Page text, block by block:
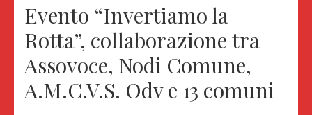
Evento “Invertiamo la
Rotta”, collaborazione tra
Assovoce, Nodi Comune,
A.M.C.V.S. Odv e 13 comuni